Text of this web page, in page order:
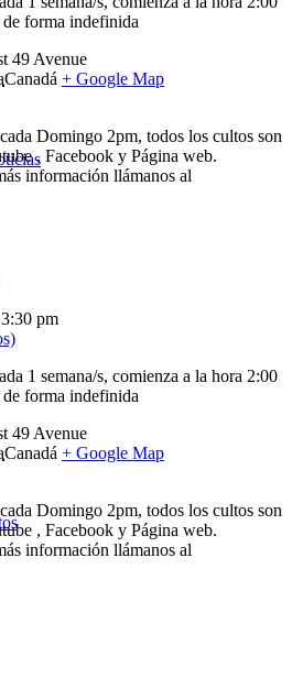
forma indefinida
49 Avenue
Canadá + Google Map
Domingo 2pm, todos los cultos son
, Facebook y Página web.
información llámanos al
3:30 pm
1 semana/s, comienza a la hora 2:00
forma indefinida
49 Avenue
Canadá + Google Map
Domingo 2pm, todos los cultos son
, Facebook y Página web.
información llámanos al